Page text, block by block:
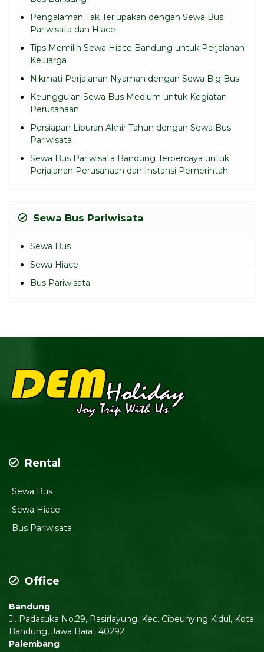
Pengalaman Tak Terlupakan dengan Sewa Bus
Pariwisata dan Hiace
Tips Memilih Sewa Hiace Bandung untuk Perjalanan
Keluarga
Nikmati Perjalanan Nyaman dengan Sewa Big Bus
Keunggulan Sewa Bus Medium untuk Kegiatan
Perusahaan
Persiapan Liburan Akhir Tahun dengan Sewa Bus
Pariwisata
Sewa Bus Pariwisata Bandung Terpercaya untuk
Perjalanan Perusahaan dan Instansi Pemerintah
Sewa Bus Pariwisata
Sewa Bus
Sewa Hiace
Bus Pariwisata
Rental
Sewa Bus
Sewa Hiace
Bus Pariwisata
Office
Bandung
Jl. Padasuka No.29, Pasirlayung, Kec. Cibeunying Kidul, Kota
Bandung, Jawa Barat 40292
Palembang